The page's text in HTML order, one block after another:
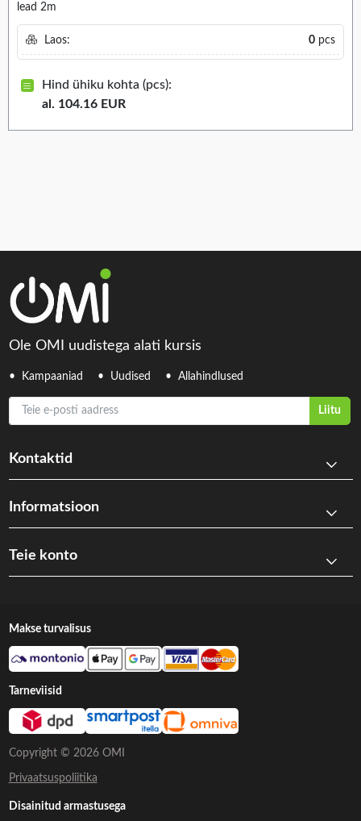
lead 2m
Laos: 0 pcs
Hind ühiku kohta (pcs):
al. 104.16 EUR
Ole OMI uudistega alati kursis
Kampaaniad Uudised Allahindlused
Teie e-posti aadress
Liitu
Kontaktid
Informatsioon
Teie konto
Copyright © 2026 OMI
Privaatsuspoliitika
Makse turvalisus
Tarneviisid
Disainitud armastusega